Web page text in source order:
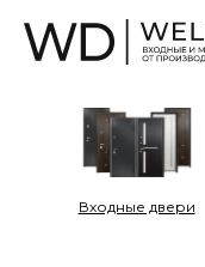
Входные двери